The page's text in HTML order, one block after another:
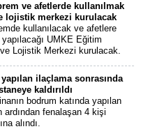
ve afetlerde kullanılmak
lojistik merkezi kurulacak
kullanılacak ve afetlere
UMKE Eğitim
Lojistik Merkezi kurulacak.
ilaçlama sonrasında
kaldırıldı
bodrum katında yapılan
ardından fenalaşan 4 kişi
alındı.